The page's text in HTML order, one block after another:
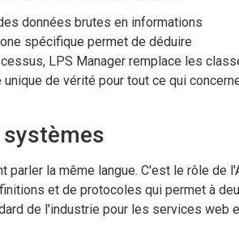
données brutes en informations
spécifique permet de déduire
LPS Manager remplace les
de vérité pour tout ce qui
systèmes
la même langue. C'est le rôle de
et de protocoles qui permet à
de l'industrie pour les services web